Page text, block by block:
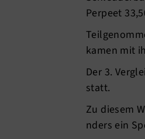
Perpeet
kamen mit
Der 3.
statt.
Zu diesem
nders ein